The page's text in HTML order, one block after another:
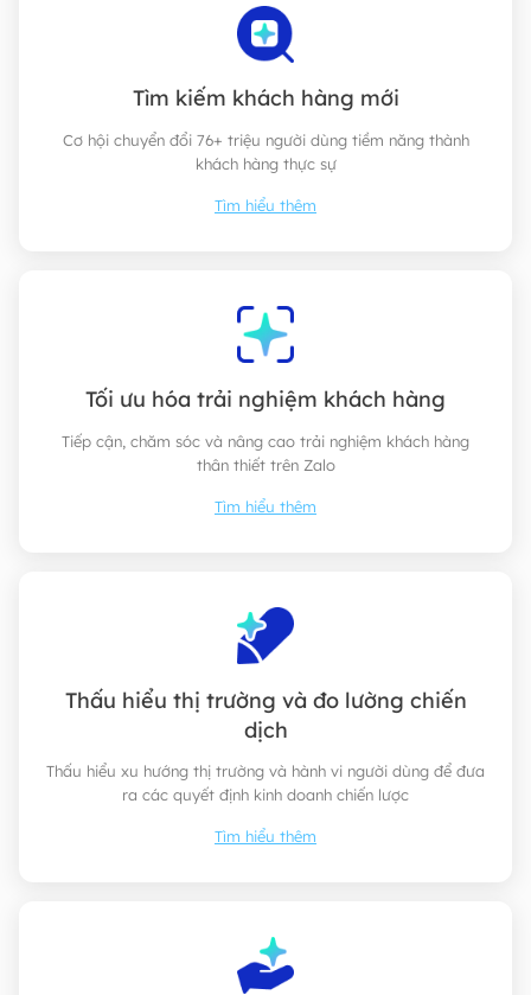
Tìm kiếm khách hàng mới
Cơ hội chuyển đổi 76+ triệu người dùng tiềm năng thành
khách hàng thực sự
Tìm hiểu thêm
Tối ưu hóa trải nghiệm khách hàng
Tiếp cận, chăm sóc và nâng cao trải nghiệm khách hàng
thân thiết trên Zalo
Tìm hiểu thêm
Thấu hiểu thị trường và đo lường chiến
dịch
Thấu hiểu xu hướng thị trường và hành vi người dùng để đưa
ra các quyết định kinh doanh chiến lược
Tìm hiểu thêm